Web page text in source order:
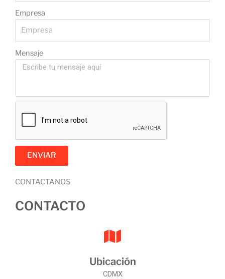
Empresa
Mensaje
ENVIAR
CONTACTANOS
CONTACTO
Ubicación
CDMX